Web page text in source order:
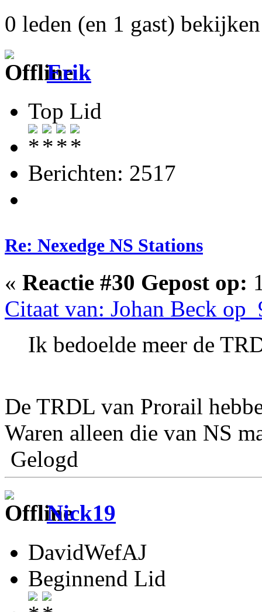
0 leden (en 1 gast)
Erik
Top Lid
Berichten: 2517
Re: Nexedge NS Stations
« Reactie #30 Gepost op:
Citaat van: Johan Beck
Ik bedoelde meer de
De TRDL van Prorail
Waren alleen die van NS
Gelogd
Nick19
DavidWefAJ
Beginnend Lid